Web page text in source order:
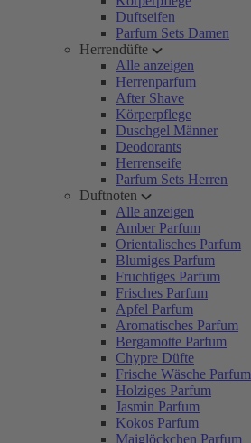
Duftseifen
Parfum Sets Damen
Herrendüfte
Alle anzeigen
Herrenparfum
After Shave
Körperpflege
Duschgel Männer
Deodorants
Herrenseife
Parfum Sets Herren
Duftnoten
Alle anzeigen
Amber Parfum
Orientalisches Parfum
Blumiges Parfum
Fruchtiges Parfum
Frisches Parfum
Apfel Parfum
Aromatisches Parfum
Bergamotte Parfum
Chypre Düfte
Frische Wäsche Parfum
Holziges Parfum
Jasmin Parfum
Kokos Parfum
Maiglöckchen Parfum